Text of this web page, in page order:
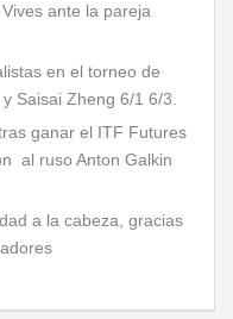
ante la pareja
en el torneo de
Saisai Zheng 6/1 6/3.
ganar el ITF Futures
al ruso Anton Galkin
a la cabeza, gracias